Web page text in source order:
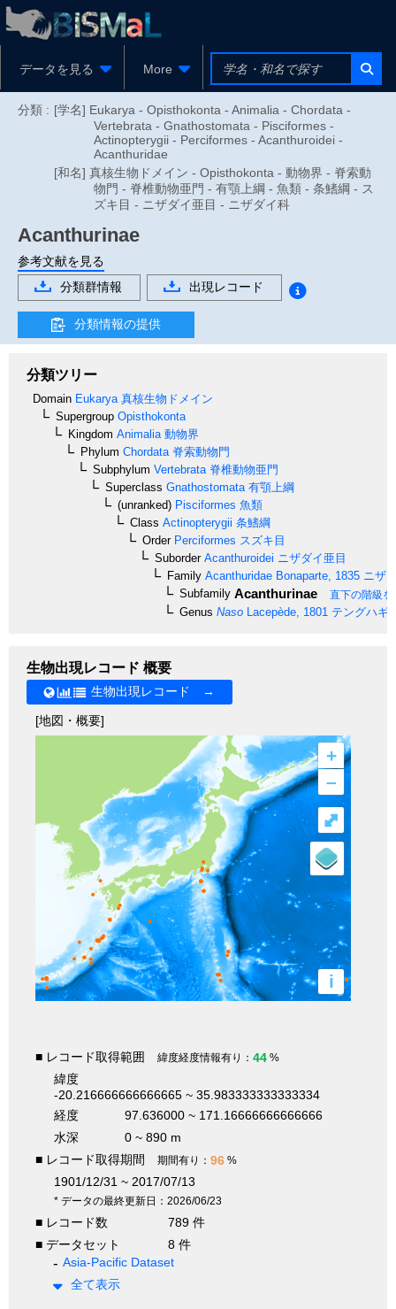
データを見る More
分類 : [学名] Eukarya - Opisthokonta - Animalia - Chordata -
Vertebrata - Gnathostomata - Pisciformes -
Actinopterygii - Perciformes - Acanthuroidei -
Acanthuridae
[和名] 真核生物ドメイン - Opisthokonta - 動物界 - 脊索動
物門 - 脊椎動物亜門 - 有顎上綱 - 魚類 - 条鰭綱 - ス
ズキ目 - ニザダイ亜目 - ニザダイ科
Acanthurinae
参考文献を見る
分類群情報
出現レコード
分類情報の提供
分類ツリー
Domain Eukarya 真核生物ドメイン
Supergroup Opisthokonta
Kingdom Animalia 動物界
Phylum Chordata 脊索動物門
Subphylum Vertebrata 脊椎動物亜門
Superclass Gnathostomata 有顎上綱
(unranked) Pisciformes 魚類
Class Actinopterygii 条鰭綱
OrderPerciformes スズキ目
SuborderAcanthuroidei ニザダイ亜目
Family Acanthuridae Bonaparte, 1835 ニザ
Subfamily Acanthurinae 直下の階級を
Genus Naso Lacepède, 1801 テングハギ
生物出現レコード 概要
生物出現レコード →
[地図・概要]
+
–
i
⤢
■ レコード取得範囲 緯度経度情報有り： 44 %
緯度
-20.216666666666665 ~ 35.983333333333334
経度
97.636000 ~ 171.16666666666666
水深
0 ~ 890 m
■ レコード取得期間
期間有り： 96 %
1901/12/31 ~ 2017/07/13
* データの最終更新日：2026/06/23
■ レコード数
789 件
■ データセット
8 件
Asia-Pacific Dataset
全て表示